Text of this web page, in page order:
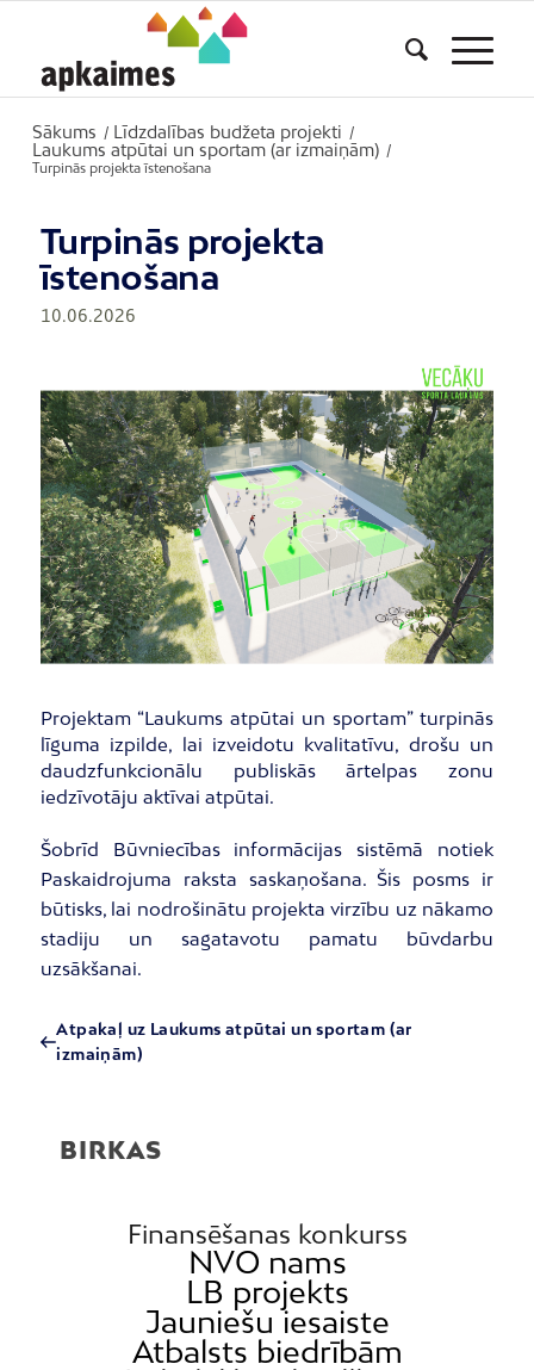
Sākums / Līdzdalības budžeta projekti /
Laukums atpūtai un sportam (ar izmaiņām) /
Turpinās projekta īstenošana
Turpinās projekta
īstenošana
10.06.2026
Projektam “Laukums atpūtai un sportam” turpinās
līguma izpilde, lai izveidotu kvalitatīvu, drošu un
daudzfunkcionālu publiskās ārtelpas zonu
iedzīvotāju aktīvai atpūtai.
Šobrīd Būvniecības informācijas sistēmā notiek
Paskaidrojuma raksta saskaņošana. Šis posms ir
būtisks, lai nodrošinātu projekta virzību uz nākamo
stadiju un sagatavotu pamatu būvdarbu
uzsākšanai.
Atpakaļ uz Laukums atpūtai un sportam (ar
izmaiņām)
BIRKAS
Finansēšanas konkurss
NVO nams
LB projekts
Jauniešu iesaiste
Atbalsts biedrībām